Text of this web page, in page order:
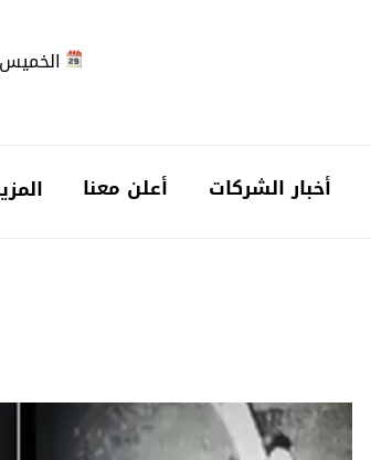
الخميس 2026-08-06
أخبار الشركات أعلن معنا